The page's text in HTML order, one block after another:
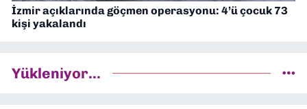
İzmir açıklarında göçmen operasyonu: 4’ü çocuk 73
kişi yakalandı
Yükleniyor...